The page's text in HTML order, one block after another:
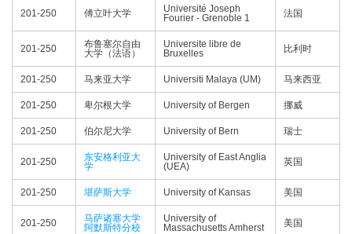
201-250 傅立叶大学
Université Joseph
Fourier - Grenoble 1
法国
201-250
布鲁塞尔自由
大学（法语）
Universite libre de
Bruxelles
比利时
201-250 马来亚大学 Universiti Malaya (UM) 马来西亚
201-250 卑尔根大学 University of Bergen 挪威
201-250 伯尔尼大学 University of Bern 瑞士
201-250
东安格利亚大
学
University of East Anglia
(UEA)
英国
201-250 堪萨斯大学 University of Kansas 美国
201-250
马萨诸塞大学
阿默斯特分校
University of
Massachusetts Amherst
美国